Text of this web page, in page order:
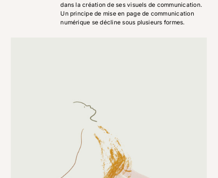
dans la création de ses visuels de communication.
Un principe de mise en page de communication
numérique se décline sous plusieurs formes.